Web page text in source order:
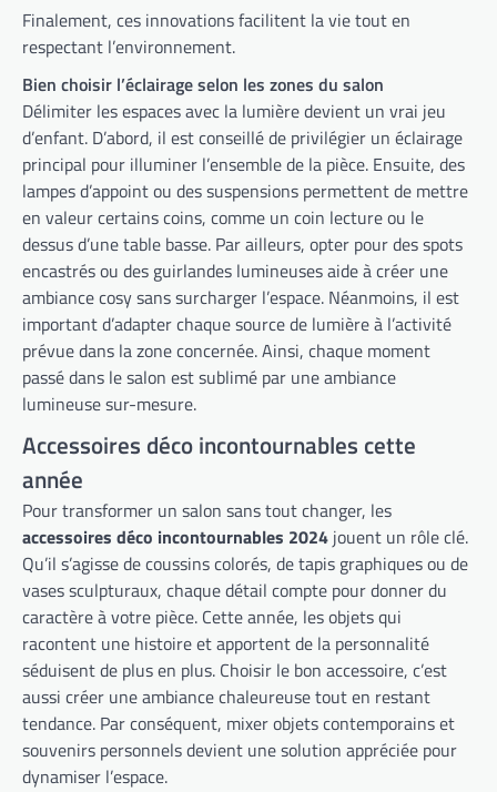
Finalement, ces innovations facilitent la vie tout en
respectant l’environnement.
Bien choisir l’éclairage selon les zones du salon
Délimiter les espaces avec la lumière devient un vrai jeu
d’enfant. D’abord, il est conseillé de privilégier un éclairage
principal pour illuminer l’ensemble de la pièce. Ensuite, des
lampes d’appoint ou des suspensions permettent de mettre
en valeur certains coins, comme un coin lecture ou le
dessus d’une table basse. Par ailleurs, opter pour des spots
encastrés ou des guirlandes lumineuses aide à créer une
ambiance cosy sans surcharger l’espace. Néanmoins, il est
important d’adapter chaque source de lumière à l’activité
prévue dans la zone concernée. Ainsi, chaque moment
passé dans le salon est sublimé par une ambiance
lumineuse sur-mesure.
Accessoires déco incontournables cette
année
Pour transformer un salon sans tout changer, les
accessoires déco incontournables 2024 jouent un rôle clé.
Qu’il s’agisse de coussins colorés, de tapis graphiques ou de
vases sculpturaux, chaque détail compte pour donner du
caractère à votre pièce. Cette année, les objets qui
racontent une histoire et apportent de la personnalité
séduisent de plus en plus. Choisir le bon accessoire, c’est
aussi créer une ambiance chaleureuse tout en restant
tendance. Par conséquent, mixer objets contemporains et
souvenirs personnels devient une solution appréciée pour
dynamiser l’espace.